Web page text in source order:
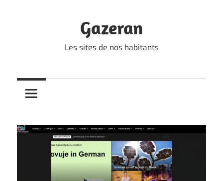
Gazeran
Les sites de nos habitants